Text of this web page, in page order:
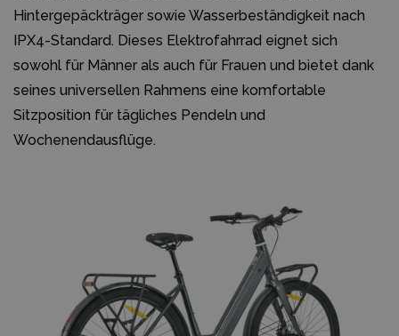
Hintergepäckträger sowie Wasserbeständigkeit nach
IPX4-Standard. Dieses Elektrofahrrad eignet sich
sowohl für Männer als auch für Frauen und bietet dank
seines universellen Rahmens eine komfortable
Sitzposition für tägliches Pendeln und
Wochenendausflüge.